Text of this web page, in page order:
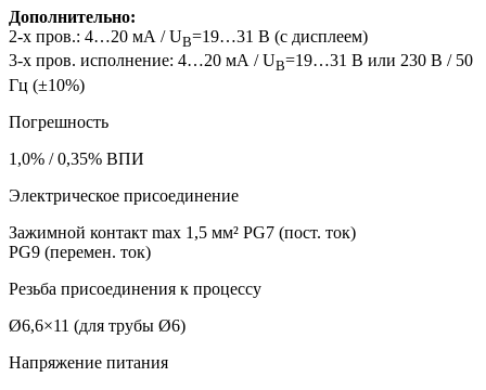
Дополнительно:
2-х пров.: 4…20 мА / UB=19…31 B (с дисплеем)
3-х пров. исполнение: 4…20 мА / UB=19…31 B или 230 В / 50
Гц (±10%)
Погрешность
1,0% / 0,35% ВПИ
Электрическое присоединение
Зажимной контакт max 1,5 мм² PG7 (пост. ток)
PG9 (перемен. ток)
Резьба присоединения к процессу
Ø6,6×11 (для трубы Ø6)
Напряжение питания